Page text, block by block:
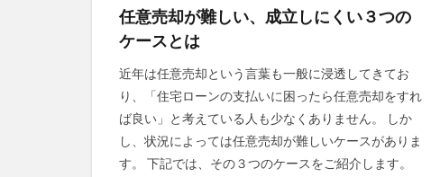
任意売却が難しい、成立しにくい３つの
ケースとは
近年は任意売却という言葉も一般に浸透してきてお
り、「住宅ローンの支払いに困ったら任意売却をすれ
ば良い」と考えている人も少なくありません。 しか
し、状況によっては任意売却が難しいケースがありま
す。 下記では、その３つのケースをご紹介します。